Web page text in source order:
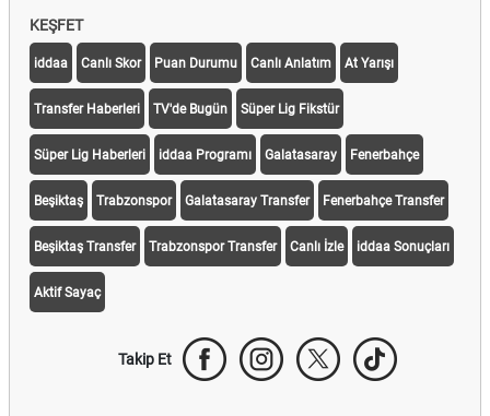
KEŞFET
iddaa Canlı Skor Puan Durumu Canlı Anlatım At Yarışı
Transfer Haberleri TV'de Bugün Süper Lig Fikstür
Süper Lig Haberleri iddaa Programı Galatasaray Fenerbahçe
Beşiktaş Trabzonspor Galatasaray Transfer Fenerbahçe Transfer
Beşiktaş Transfer Trabzonspor Transfer Canlı İzle iddaa Sonuçları
Aktif Sayaç
Takip Et